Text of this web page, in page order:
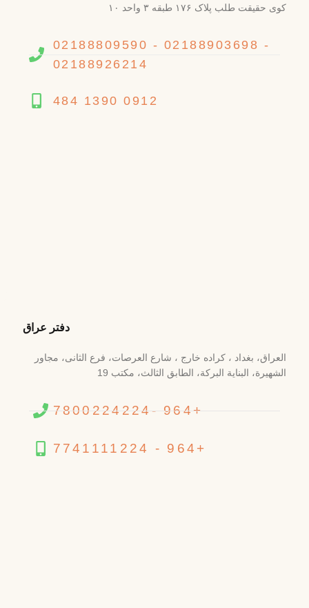
کوی حقیقت طلب پلاک ۱۷۶ طبقه ۳ واحد ۱۰
02188809590 - 02188903698 -
02188926214
484 1390 0912
دفتر عراق
العراق، بغداد ، کراده خارج ، شارع العرصات، فرع الثانی، مجاور
الشهیرة، البنایة البرکة، الطابق الثالث، مکتب 19
7800224224- 964+
7741111224 - 964+